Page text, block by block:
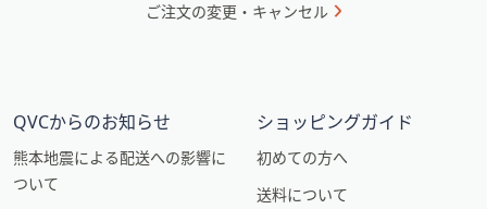
ご注文の変更・キャンセル
QVCからのお知らせ
熊本地震による配送への影響に
ついて
ショッピングガイド
初めての方へ
送料について